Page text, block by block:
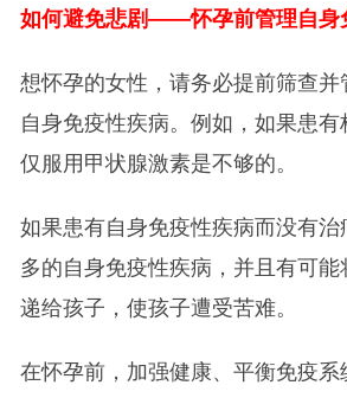
如何避免悲剧——怀孕前管理自身
想怀孕的女性，请务必提前筛查
自身免疫性疾病。例如，如果患有
仅服用甲状腺激素是不够的。
如果患有自身免疫性疾病而没有治
多的自身免疫性疾病，并且有可
递给孩子，使孩子遭受苦难。
在怀孕前，加强健康、平衡免疫系